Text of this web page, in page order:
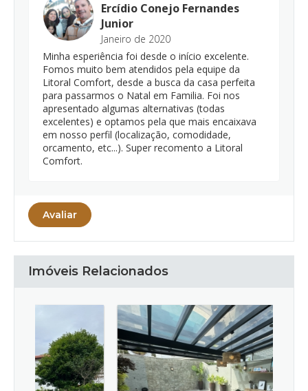
Ercídio Conejo Fernandes
Junior
Janeiro de 2020
Minha esperiência foi desde o início excelente.
Fomos muito bem atendidos pela equipe da
Litoral Comfort, desde a busca da casa perfeita
para passarmos o Natal em Familia. Foi nos
apresentado algumas alternativas (todas
excelentes) e optamos pela que mais encaixava
em nosso perfil (localização, comodidade,
orcamento, etc...). Super recomento a Litoral
Comfort.
Avaliar
Imóveis Relacionados